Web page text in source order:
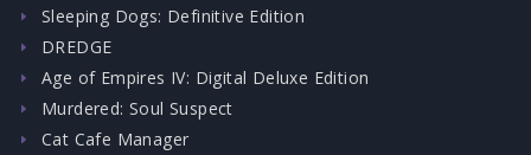
Sleeping Dogs: Definitive Edition
DREDGE
Age of Empires IV: Digital Deluxe Edition
Murdered: Soul Suspect
Cat Cafe Manager